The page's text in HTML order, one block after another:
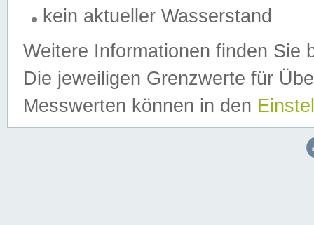
kein aktueller Wasserstand
Weitere Informationen finden Sie
Die jeweiligen Grenzwerte für
Messwerten können in den